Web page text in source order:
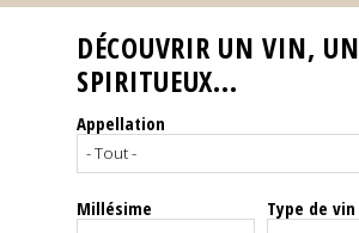
Reportages
Nos
Spiritueux
DÉCOUVRIR UN VIN, UN
SPIRITUEUX...
Appellation
Millésime Type de vin